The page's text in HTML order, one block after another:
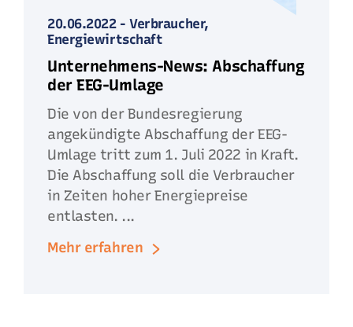
20.06.2022 -Verbraucher,
Energiewirtschaft
Unternehmens-News: Abschaffung
der EEG-Umlage
Die von der Bundesregierung
angekündigte Abschaffung der EEG-
Umlage tritt zum 1. Juli 2022 in Kraft.
Die Abschaffung soll die Verbraucher
in Zeiten hoher Energiepreise
entlasten. ...
Mehr erfahren